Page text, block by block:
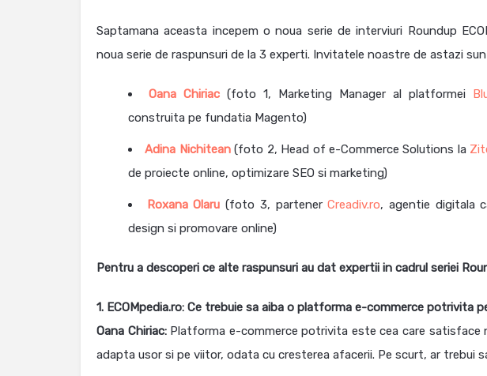
Saptamana aceasta incepem o noua serie de interviuri Roundup
noua serie de raspunsuri de la 3 experti. Invitatele noastre de astazi
Oana Chiriac(foto 1, Marketing Manager al platformei
construita pe fundatia Magento)
Adina Nichitean(foto 2, Head of e-Commerce Solutions la
de proiecte online, optimizare SEO si marketing)
Roxana Olaru (foto 3, partenerCreadiv.ro, agentie digitala
design si promovare online)
Pentru a descoperi ce alte raspunsuri au dat expertii in cadrul seriei
1. ECOMpedia.ro: Ce trebuie sa aiba o platforma e-commerce potrivita
Oana Chiriac: Platforma e-commerce potrivita este cea care satisface
adapta usor si pe viitor, odata cu cresterea afacerii. Pe scurt, ar trebui